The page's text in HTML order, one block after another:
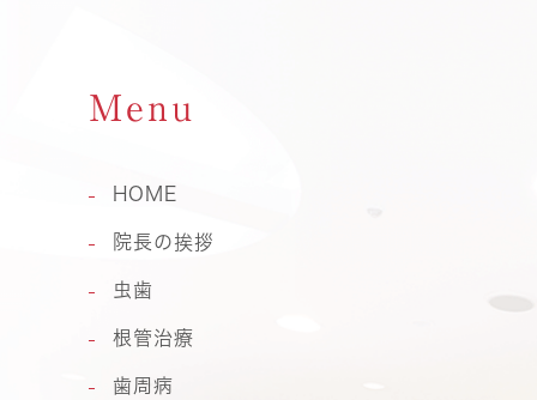
Menu
HOME
院長の挨拶
虫歯
根管治療
歯周病